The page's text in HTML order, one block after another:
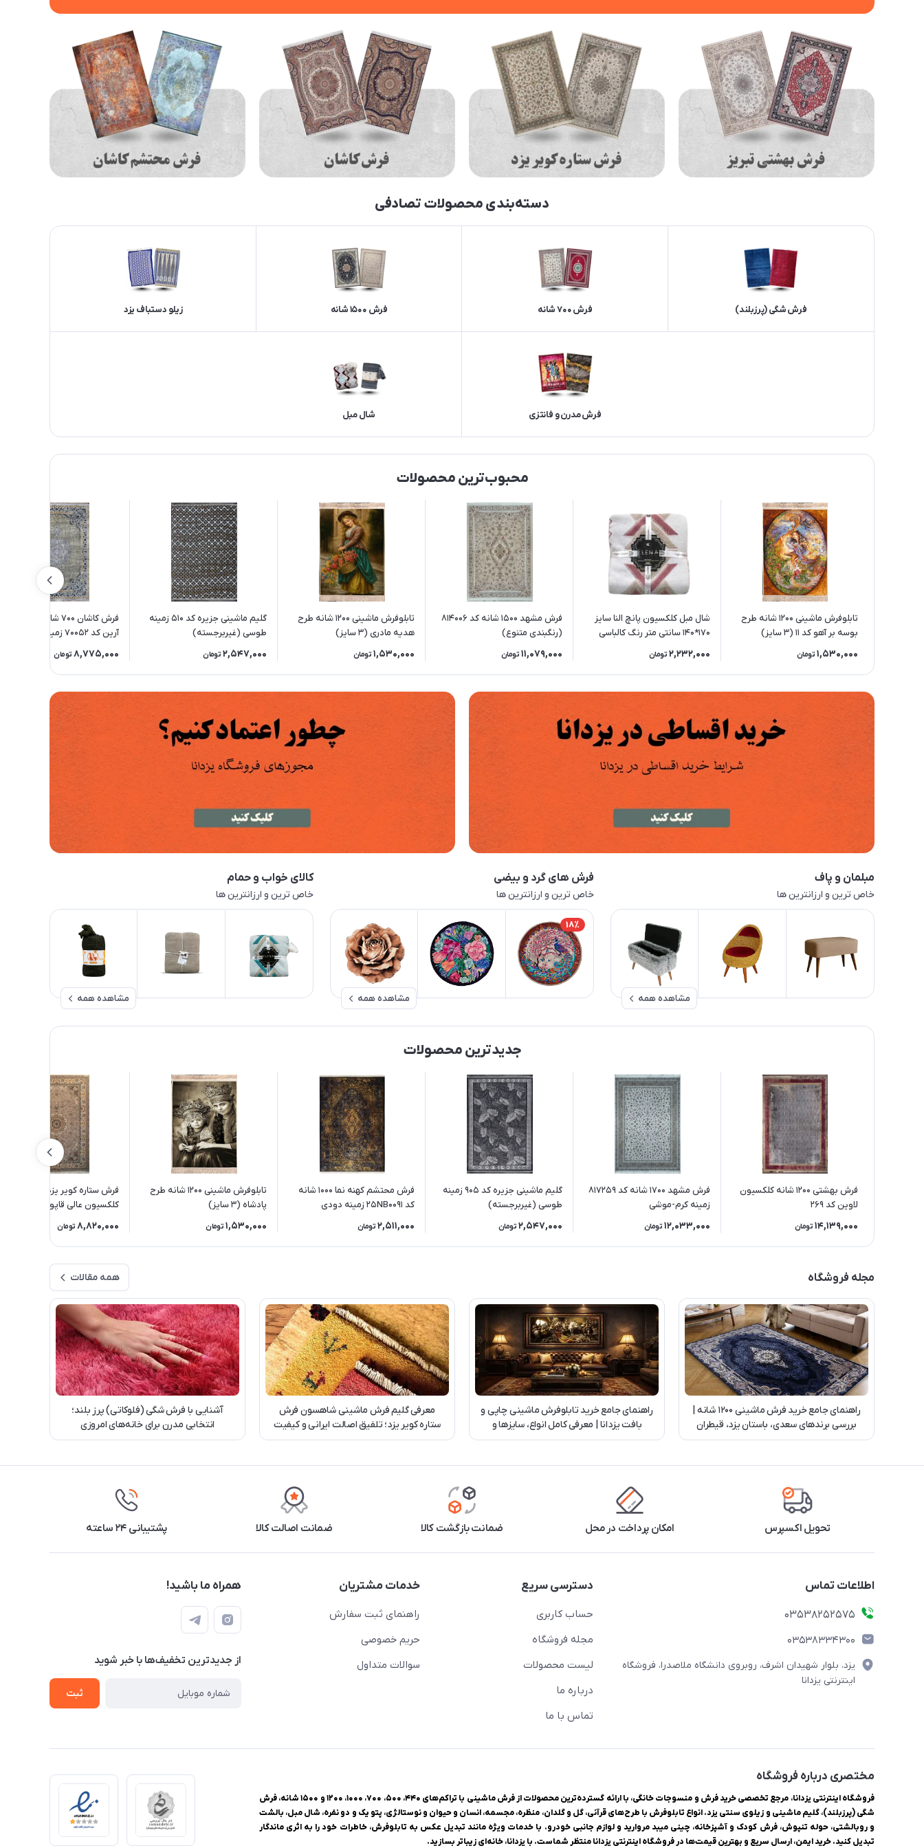
دسته‌بندی محصولات تصادفی
فرش شگی (پرزبلند) فرش 700 شانه فرش 1500 شانه زیلو دستباف یزد
فرش مدرن و فانتزی شال مبل
محبوب‌ترین محصولات
تابلوفرش ماشینی 1200 شانه طرح
بوسه بر آهو کد 11 (3 سایز)
1,530,000 تومان
شال مبل کلکسیون پانچ النا سایز
170*140 سانتی متر رنگ کالباسی
2,232,000 تومان
فرش مشهد 1500 شانه کد 814006
(رنگبندی متنوع)
11,079,000 تومان
تابلوفرش ماشینی 1200 شانه طرح
هدیه مادری (3 سایز)
1,530,000 تومان
گلیم ماشینی جزیره کد 510 زمینه
طوسی (غیربرجسته)
2,547,000 تومان
فرش کاشان 700 شانه کلکسیون
آرین کد 70052 زمینه دودی-
(برجسته)
8,775,000 تومان
مبلمان و پاف
خاص ترین و ارزانترین ها
مشاهده همه
فرش های گرد و بیضی
خاص ترین و ارزانترین ها
18٪
مشاهده همه
کالای خواب و حمام
خاص ترین و ارزانترین ها
مشاهده همه
جدیدترین محصولات
فرش بهشتی 1200 شانه کلکسیون
لاوین کد 269
14,139,000 تومان
فرش مشهد 1700 شانه کد 817259
زمینه کرم-موشی
12,033,000 تومان
گلیم ماشینی جزیره کد 905 زمینه
طوسی (غیربرجسته)
2,547,000 تومان
فرش محتشم کهنه نما 1000 شانه
کد 25NB0091 زمینه دودی
(غیربرجسته)
2,511,000 تومان
تابلوفرش ماشینی 1200 شانه طرح
پادشاه (3 سایز)
1,530,000 تومان 8,820,000 تومان
مجله فروشگاه همه مقالات
راهنمای جامع خرید فرش ماشینی 1200 شانه |
بررسی برندهای سعدی، باستان یزد، قیطران
کاشان و بهشتی تبریز
راهنمای جامع خرید تابلوفرش ماشینی چاپی و
بافت یزدانا | معرفی کامل انواع، سایزها و
سفارش اختصاصی
معرفی گلیم فرش ماشینی شاهسون فرش
ستاره کویر یزد؛ تلفیق اصالت ایرانی و کیفیت
روز
آشنایی با فرش شگی (فلوکاتی) پرز بلند؛
انتخابی مدرن برای خانه‌های امروزی
تحویل اکسپرس امکان پرداخت در محل ضمانت بازگشت کالا ضمانت اصالت کالا پشتیبانی ۲۴ ساعته
اطلاعات تماس
03538252575
03538334300
یزد، بلوار شهیدان اشرف، روبروی دانشگاه ملاصدرا، فروشگاه
اینترنتی یزدانا
دسترسی سریع
حساب کاربری
مجله فروشگاه
لیست محصولات
درباره ما
تماس با ما
خدمات مشتریان
راهنمای ثبت سفارش
حریم خصوصی
سوالات متداول
همراه ما باشید!
از جدید‌ترین تخفیف‌ها با‌ خبر شوید
ثبت
مختصری درباره فروشگاه
فروشگاه اینترنتی یزدانا، مرجع تخصصی خرید فرش و منسوجات خانگی، با ارائه گسترده‌ترین محصولات از فرش ماشینی با تراکم‌های ۴۴۰، ۵۰۰، ۷۰۰، ۱۰۰۰، ۱۲۰۰ و ۱۵۰۰ شانه، فرش
شگی (پرزبلند)، گلیم ماشینی و زیلوی سنتی یزد. انواع تابلوفرش با طرح‌های قرآنی، گل و گلدان، منظره، مجسمه، انسان و حیوان و نوستالژی، پتو یک و دو نفره، شال مبل، بالشت
و روبالشتی، حوله تنپوش، فرش کودک و آشپزخانه، چینی میبد مروارید و لوازم جانبی خودرو. با خدمات ویژه مانند تبدیل عکس به تابلوفرش، خاطرات خود را به اثری ماندگار
تبدیل کنید. خرید ایمن، ارسال سریع و بهترین قیمت‌ها در فروشگاه اینترنتی یزدانا منتظر شماست. با یزدانا، خانه‌ای زیباتر بسازید.